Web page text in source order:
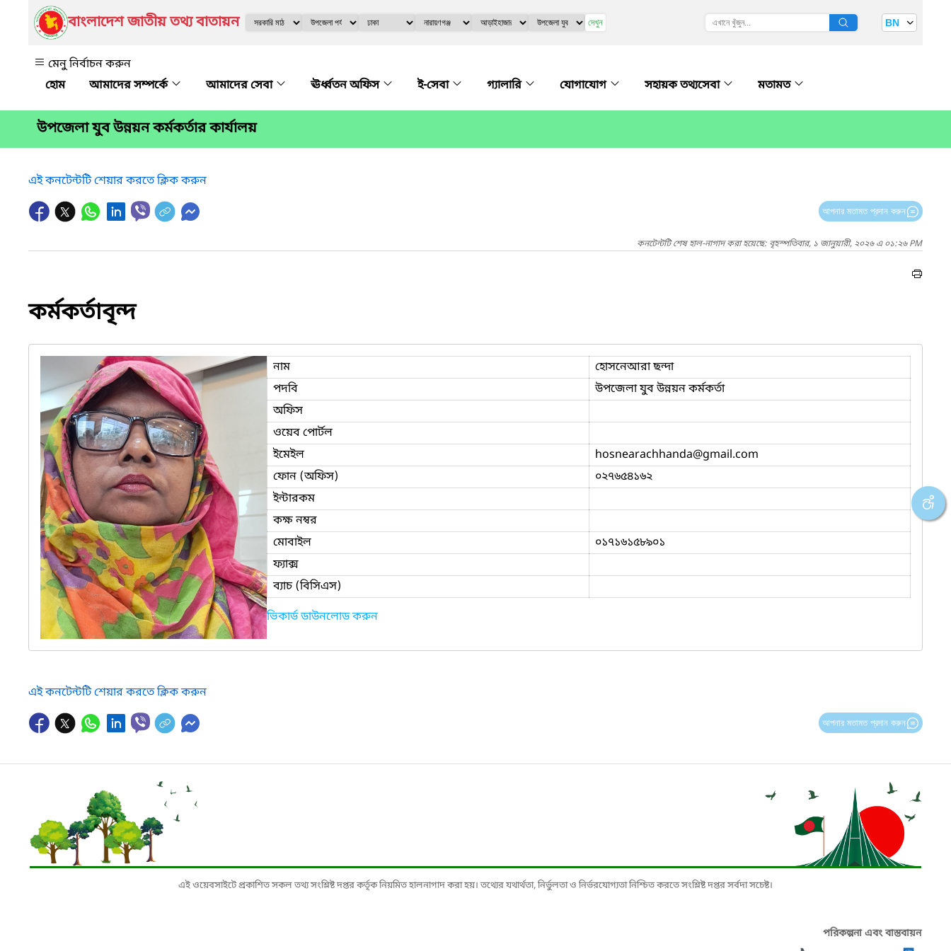
বাংলাদেশ জাতীয় তথ্য বাতায়ন দেখুন BN
মেনু নির্বাচন করুন
আমাদের সম্পর্কে
আমাদের সেবা ঊর্ধ্বতন অফিস ই-সেবা গ্যালারি যোগাযোগ সহায়ক তথ‍্যসেবা মতামত
উপজেলা যুব উন্নয়ন কর্মকর্তার কার্যালয়
এই কনটেন্টটি শেয়ার করতে ক্লিক করুন
আপনার মতামত প্রদান করুন
কনটেন্টটি শেষ হাল-নাগাদ করা হয়েছে: বৃহস্পতিবার, ১ জানুয়ারী, ২০২৬ এ ০১:২৬ PM
কর্মকর্তাবৃন্দ
নাম
হোসনেআরা ছন্দা
পদবি
উপজেলা যুব উন্নয়ন কর্মকর্তা
অফিস
ওয়েব পোর্টল
ইমেইল
hosnearachhanda@gmail.com
ফোন (অফিস)
০২৭৬৫৪১৬২
ইন্টারকম
কক্ষ নম্বর
মোবাইল
০১৭১৬১৫৮৯০১
ফ্যাক্স
ব্যাচ (বিসিএস)
ভিকার্ড ডাউনলোড করুন
এই কনটেন্টটি শেয়ার করতে ক্লিক করুন
আপনার মতামত প্রদান করুন
এই ওয়েবসাইটে প্রকাশিত সকল তথ্য সংশ্লিষ্ট দপ্তর কর্তৃক নিয়মিত হালনাগাদ করা হয়। তথ্যের যথার্থতা, নির্ভুলতা ও নির্ভরযোগ্যতা নিশ্চিত করতে সংশ্লিষ্ট দপ্তর সর্বদা সচেষ্ট।
পরিকল্পনা এবং বাস্তবায়ন